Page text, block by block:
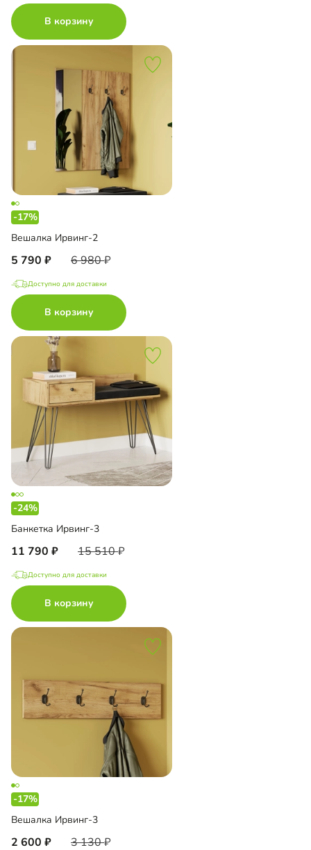
В корзину
-17%
Вешалка Ирвинг-2
5 790 6 980
Доступно для доставки
В корзину
-24%
Банкетка Ирвинг-3
11 790 15 510
Доступно для доставки
В корзину
-17%
Вешалка Ирвинг-3
2 600 3 130